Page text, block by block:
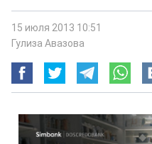
15 июля 2013 10:51
Гулиза Авазова